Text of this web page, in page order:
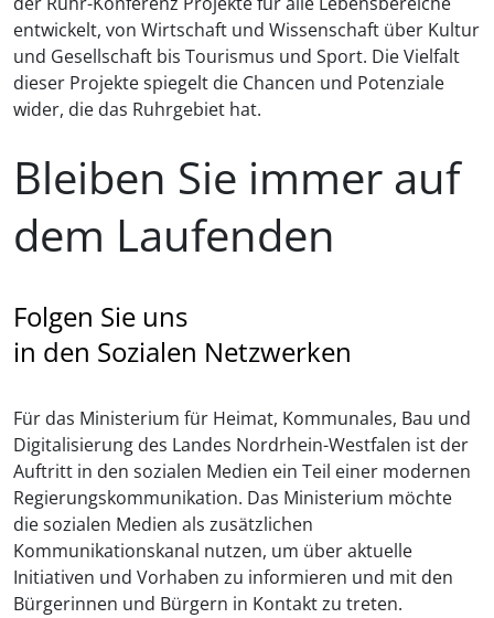
entwickelt, von Wirtschaft und Wissenschaft über Kultur
und Gesellschaft bis Tourismus und Sport. Die Vielfalt
dieser Projekte spiegelt die Chancen und Potenziale
wider, die das Ruhrgebiet hat.
Bleiben Sie immer auf
dem Laufenden
Folgen Sie uns
in den Sozialen Netzwerken
Für das Ministerium für Heimat, Kommunales, Bau und
Digitalisierung des Landes Nordrhein-Westfalen ist der
Auftritt in den sozialen Medien ein Teil einer modernen
Regierungskommunikation. Das Ministerium möchte
die sozialen Medien als zusätzlichen
Kommunikationskanal nutzen, um über aktuelle
Initiativen und Vorhaben zu informieren und mit den
Bürgerinnen und Bürgern in Kontakt zu treten.